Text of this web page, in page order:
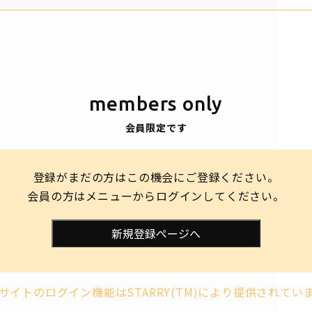
members only
会員限定です
登録がまだの方はこの機会にご登録ください。
会員の方はメニューからログインしてください。
新規登録ページへ
イトのログイン機能はSTARRY(TM)により提供されてい